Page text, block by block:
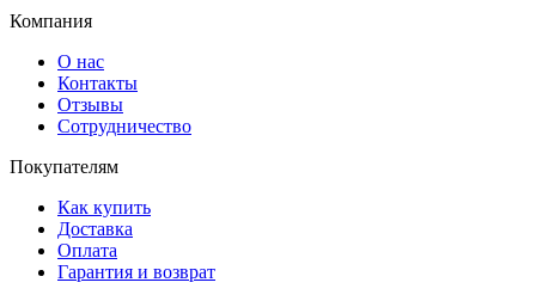
Компания
О нас
Контакты
Отзывы
Сотрудничество
Покупателям
Как купить
Доставка
Оплата
Гарантия и возврат